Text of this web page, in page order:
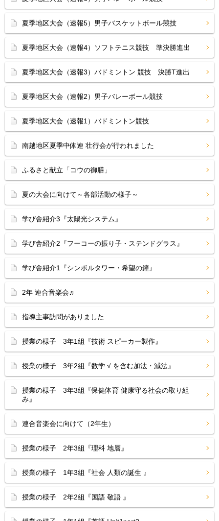
夏季地区大会（速報5）男子バスケットボール競技
夏季地区大会（速報4）ソフトテニス競技 準決勝進出
夏季地区大会（速報3）バドミントン 競技 決勝T進出
夏季地区大会（速報2）男子バレーボール競技
夏季地区大会（速報1）バドミントン競技
南越地区夏季中体連 壮行会が行われました
ふるさと献立「コウの御膳」
夏の大会に向けて～各部活動の様子～
学び舎紹介3『太陽光システム』
学び舎紹介2『フーコーの振り子・ステンドグラス』
学び舎紹介1『シンボルタワー・希望の鐘』
2年 連合音楽会♬
指導主事訪問がありました
授業の様子 3年1組『技術 スピーカー製作』
授業の様子 3年2組『数学 √ を含む加法・減法』
授業の様子 3年3組『保健体育 健康守る社会の取り組
み』
連合音楽会に向けて（2年生）
授業の様子 2年3組『理科 地層』
授業の様子 1年3組『社会 人類の誕生 』
授業の様子 2年2組『国語 敬語 』